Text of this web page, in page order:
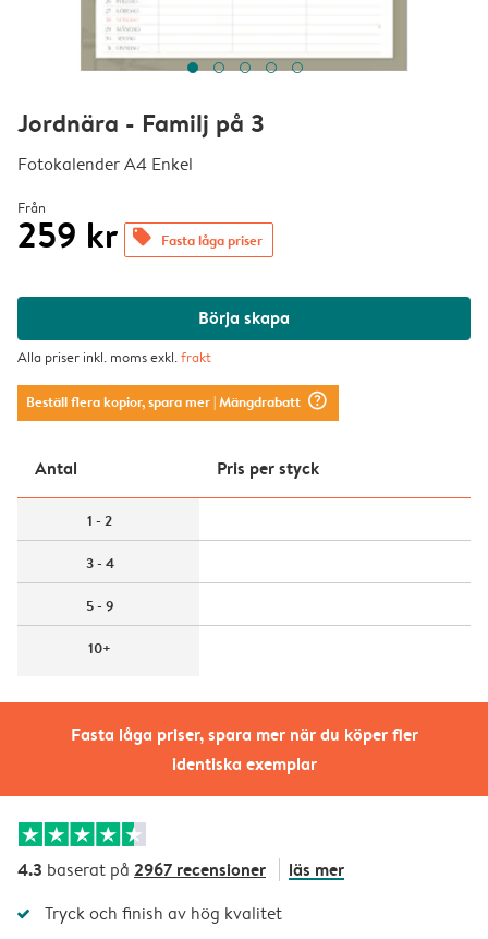
Fasta låga priser, spara mer när du köper fler
identiska exemplar
Jordnära - Familj på 3
Fotokalender A4 Enkel
Från
259 kr offers Fasta låga priser
Börja skapa
Alla priser inkl. moms exkl.frakt
Beställ flera kopior, spara mer| Mängdrabatt question_mark_circle
Antal Pris per styck
1 - 2
3 - 4
5 - 9
10+
4.3 baserat på 2967 recensioner läs mer
Tryck och finish av hög kvalitet